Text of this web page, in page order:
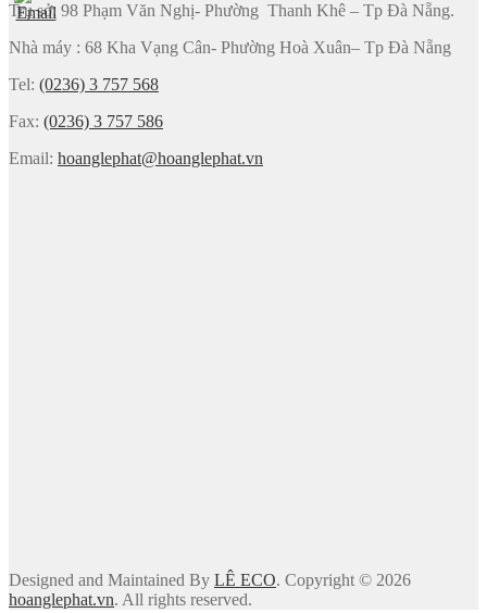
Trụ sở: 98 Phạm Văn Nghị- Phường Thanh Khê – Tp Đà Nẵng.
Nhà máy : 68 Kha Vạng Cân- Phường Hoà Xuân– Tp Đà Nẵng
Tel: (0236) 3 757 568
Fax: (0236) 3 757 586
Email: hoanglephat@hoanglephat.vn
Designed and Maintained By LÊ ECO. Copyright © 2026
hoanglephat.vn. All rights reserved.